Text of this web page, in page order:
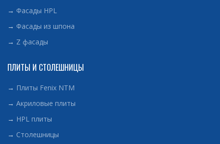
→ Фасады HPL
→ Фасады из шпона
→ Z фасады
ПЛИТЫ И СТОЛЕШНИЦЫ
→ Плиты Fenix NTM
→ Акриловые плиты
→ HPL плиты
→ Столешницы